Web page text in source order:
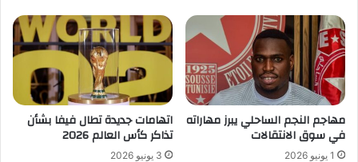
مهاجم النجم الساحلي يبرز مهاراته
في سوق الانتقالات
1 يونيو 2026
اتهامات جديدة تطال فيفا بشأن
تذاكر كأس العالم 2026
3 يونيو 2026